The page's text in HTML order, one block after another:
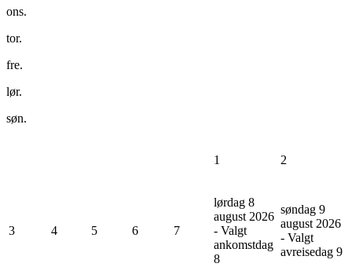
ons.
tor.
fre.
lør.
søn.
1 2
3 4 5 6 7
lørdag 8
august 2026
- Valgt
ankomstdag
8
søndag 9
august 2026
- Valgt
avreisedag 9